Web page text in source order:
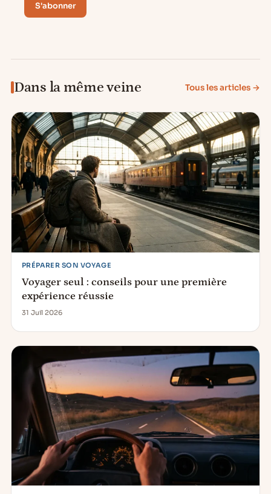
S'abonner
Dans la même veine Tous les articles →
PRÉPARER SON VOYAGE
Voyager seul : conseils pour une première
expérience réussie
31 Juil 2026